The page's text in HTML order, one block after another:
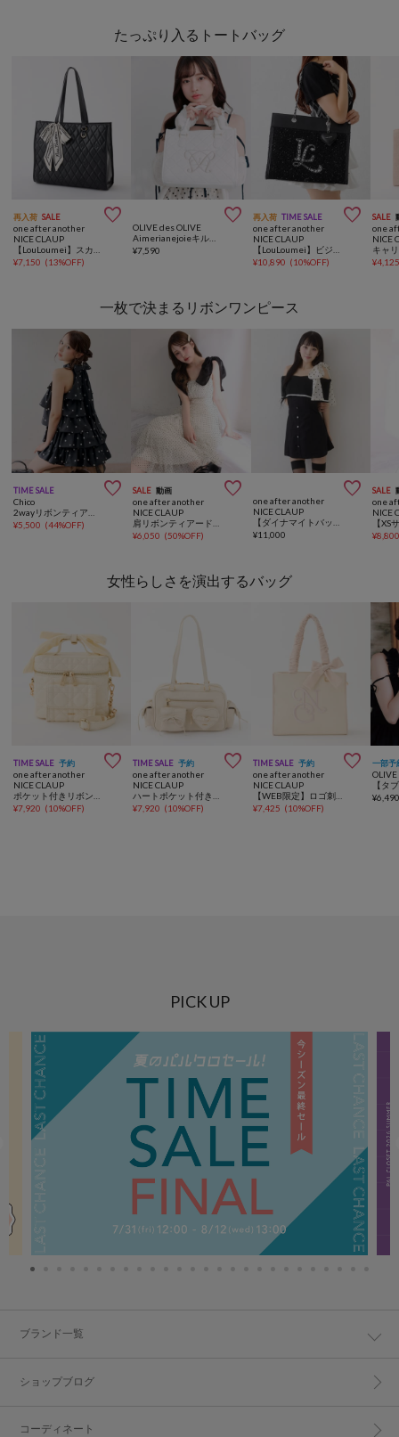
たっぷり入るトートバッグ
再入荷 SALE 
one after another
NICE CLAUP
【LouLoumei】スカーフ付きキルティングキャリーオントート/自立可能
¥7,150 (13%OFF)

OLIVE des OLIVE
Aimerianejoieキルティングミニトートバッグ
¥7,590
再入荷 TIME SALE 
one after another
NICE CLAUP
【LouLoumei】ビジューロゴツイードキャリーオントート/推し活
¥10,890 (10%OFF)
SALE
one
NICE
¥
一枚で決まるリボンワンピース
TIME SALE 
Chico
¥5,500 (44%OFF)
SALE 動画 
one after another
NICE CLAUP
¥6,050 (50%OFF)

one after another
NICE CLAUP
¥11,000
SALE
one
NICE
¥
女性らしさを演出するバッグ
TIME SALE 予約 
one after another
NICE CLAUP
¥7,920 (10%OFF)
TIME SALE 予約 
one after another
NICE CLAUP
¥7,920 (10%OFF)
TIME SALE 予約 
one after another
NICE CLAUP
【WEB限定】ロゴ刺しゅうトートバッグ
¥7,425 (10%OFF)
一部予
¥
PICK UP
ブランド一覧
ショップブログ
コーディネート